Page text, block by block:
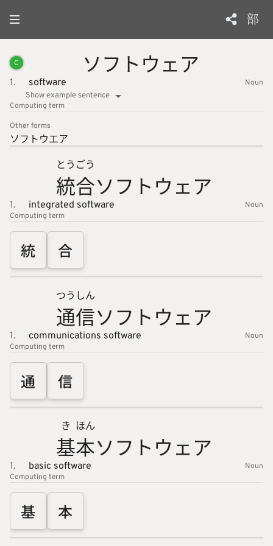
部
C ソフトウェア
1. software
Noun
Show example sentence
Computing term
Other forms
ソフトウエア
統
とう
合
ごう
ソフトウェア
1. integrated software
Noun
Computing term
統 合
通
つう
信
しん
ソフトウェア
1. communications software
Noun
Computing term
通 信
基
き
本
ほん
ソフトウェア
1. basic software
Noun
Computing term
基 本